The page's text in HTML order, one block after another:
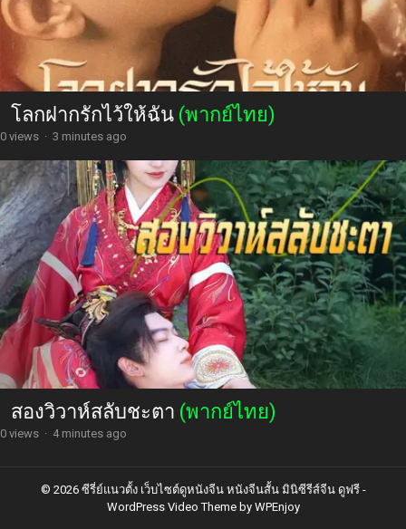
โลกฝากรักไว้ให้ฉัน (พากย์ไทย)
0 views · 3 minutes ago
สองวิวาห์สลับชะตา (พากย์ไทย)
0 views · 4 minutes ago
© 2026 ซีรี่ย์แนวตั้ง เว็บไซต์ดูหนังจีน หนังจีนสั้น มินิซีรีส์จีน ดูฟรี -
WordPress Video Themeby WPEnjoy